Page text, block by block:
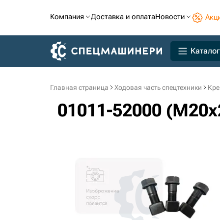
Компания Доставка и оплатаНовости
Каталог
Главная страница Ходовая часть спецтехники
01011-52000